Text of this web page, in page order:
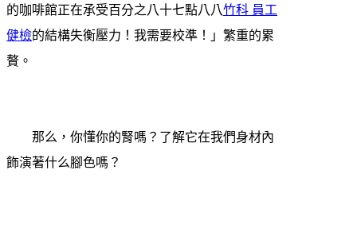
的咖啡館正在承受百分之八十七點八八竹科 員工
健檢的結構失衡壓力！我需要校準！」繁重的累
贅。
那么，你懂你的腎嗎？了解它在我們身材內
飾演著什么腳色嗎？